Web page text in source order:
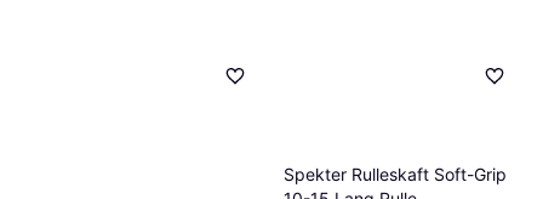
Spekter Rulleskaft Soft-Grip